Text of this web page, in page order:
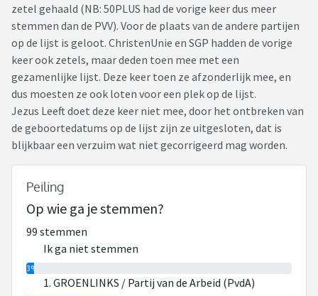
zetel gehaald (NB: 50PLUS had de vorige keer dus meer
stemmen dan de PVV). Voor de plaats van de andere partijen
op de lijst is geloot. ChristenUnie en SGP hadden de vorige
keer ook zetels, maar deden toen mee met een
gezamenlijke lijst. Deze keer toen ze afzonderlijk mee, en
dus moesten ze ook loten voor een plek op de lijst.
Jezus Leeft doet deze keer niet mee, door het ontbreken van
de geboortedatums op de lijst zijn ze uitgesloten, dat is
blijkbaar een verzuim wat niet gecorrigeerd mag worden.
Peiling
Op wie ga je stemmen?
99 stemmen
Ik ga niet stemmen
3%
1. GROENLINKS / Partij van de Arbeid (PvdA)